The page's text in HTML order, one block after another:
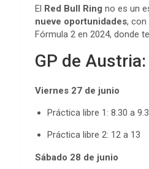
El Red Bull Ring no es un
nueve oportunidades, con
Fórmula 2 en 2024, donde
GP de
Viernes 27 de junio
Práctica libre 1: 8.30 a
Práctica libre 2: 12 a 13
Sábado 28 de junio